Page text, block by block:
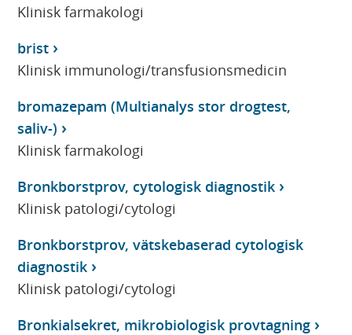
Klinisk farmakologi
brist
Klinisk immunologi/transfusionsmedicin
bromazepam (Multianalys stor drogtest,
saliv-)
Klinisk farmakologi
Bronkborstprov, cytologisk diagnostik
Klinisk patologi/cytologi
Bronkborstprov, vätskebaserad cytologisk
diagnostik
Klinisk patologi/cytologi
Bronkialsekret, mikrobiologisk provtagning